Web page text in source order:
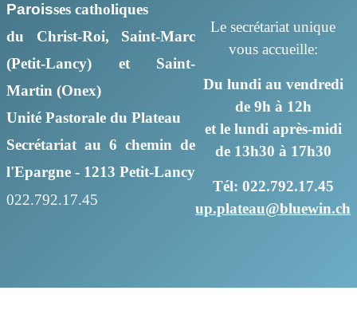
Paroisses catholiques
du Christ-Roi, Saint-Marc
(Petit-Lancy) et Saint-
Martin (Onex)
Unité Pastorale du Plateau
Secrétariat au 6 chemin de
l'Epargne - 1213 Petit-Lancy
022.792.17.45
Le secrétariat unique
vous accueille:
Du lundi au vendredi
de 9h à 12h
et le lundi après-midi
de 13h30 à 17h30
Tél: 022.792.17.45
up.plateau@bluewin.ch